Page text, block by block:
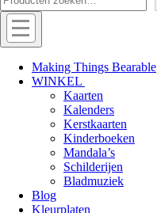
Menu
Off
canvas
Making Things Bearable
WINKEL
Kaarten
Kalenders
Kerstkaarten
Kinderboeken
Mandala’s
Schilderijen
Bladmuziek
Blog
Kleurplaten